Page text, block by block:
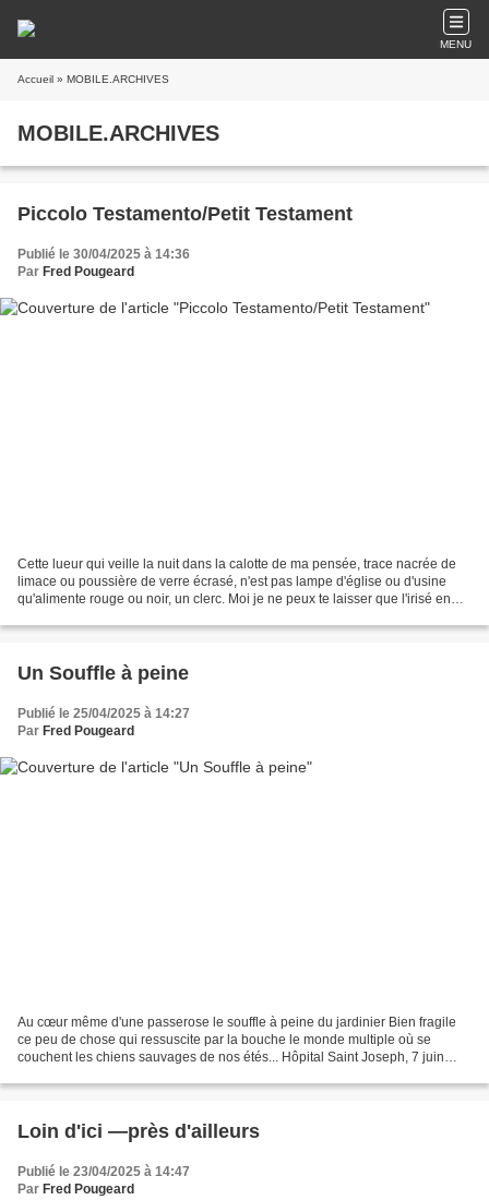
MENU
Accueil » MOBILE.ARCHIVES
MOBILE.ARCHIVES
Piccolo Testamento/Petit Testament
Publié le 30/04/2025 à 14:36
Par Fred Pougeard
Cette lueur qui veille la nuit dans la calotte de ma pensée, trace nacrée de
limace ou poussière de verre écrasé, n'est pas lampe d'église ou d'usine
qu'alimente rouge ou noir, un clerc. Moi je ne peux te laisser que l'irisé en
Un Souffle à peine
Publié le 25/04/2025 à 14:27
Par Fred Pougeard
Au cœur même d'une passerose le souffle à peine du jardinier Bien fragile
ce peu de chose qui ressuscite par la bouche le monde multiple où se
couchent les chiens sauvages de nos étés... Hôpital Saint Joseph, 7 juin
Loin d'ici —près d'ailleurs
Publié le 23/04/2025 à 14:47
Par Fred Pougeard